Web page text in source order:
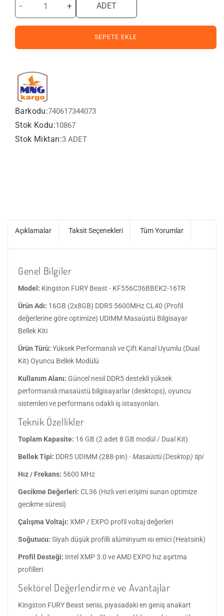
- + ADET
SEPETE EKLE
Barkodu:740617344073
Stok Kodu:10867
Stok Miktarı:3 ADET
Açıklamalar Taksit Seçenekleri Tüm Yorumlar
Genel Bilgiler
Model: Kingston FURY Beast - KF556C36BBEK2-16TR
Ürün Adı: 16GB (2x8GB) DDR5 5600MHz CL40 (Profil
değerlerine göre optimize) UDIMM Masaüstü Bilgisayar
Bellek Kiti
Ürün Türü: Yüksek Performanslı ve Çift Kanal Uyumlu (Dual
Kit) Oyuncu Bellek Modülü
Kullanım Alanı: Güncel nesil DDR5 destekli yüksek
performanslı masaüstü bilgisayarlar (desktops), oyuncu
sistemleri ve performans odaklı iş istasyonları.
Teknik Özellikler
Toplam Kapasite: 16 GB (2 adet 8 GB modül / Dual Kit)
Bellek Tipi: DDR5 UDIMM (288-pin) -Masaüstü (Desktop) tipi
Hız / Frekans: 5600 MHz
Gecikme Değerleri: CL36 (Hızlı veri erişimi sunan optimize
gecikme süresi)
Çalışma Voltajı: XMP / EXPO profil voltaj değerleri
Soğutucu: Siyah düşük profilli alüminyum ısı emici (Heatsink)
Profil Desteği: Intel XMP 3.0 ve AMD EXPO hız aşırtma
profilleri
Sektörel Değerlendirme ve Avantajlar
Kingston FURY Beast serisi, piyasadaki en geniş anakart